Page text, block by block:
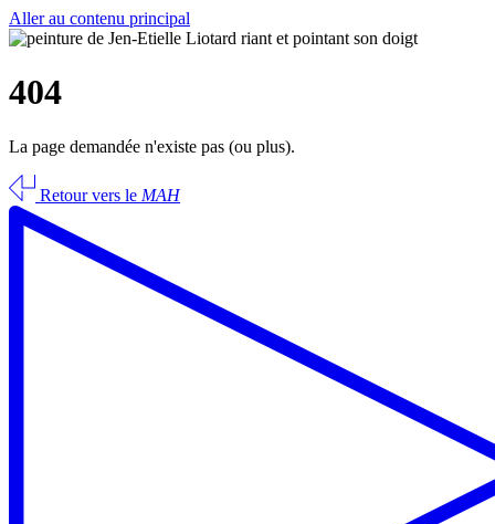
Aller au contenu principal
404
La page demandée n'existe pas (ou plus).
Retour vers le MAH